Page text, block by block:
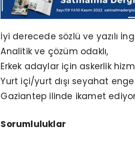
İyi derecede sözlü ve yazılı
Analitik ve çözüm odaklı,
Erkek adaylar için askerlik
Yurt içi/yurt dışı seyahat
Gaziantep ilinde ikamet
Sorumluluklar